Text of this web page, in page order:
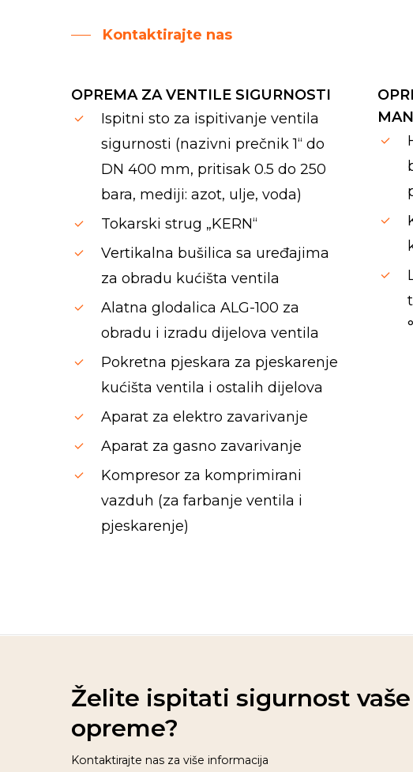
Kontaktirajte nas
OPREMA ZA VENTILE SIGURNOSTI
Ispitni sto za ispitivanje ventila
sigurnosti (nazivni prečnik 1“ do
DN 400 mm, pritisak 0.5 do 250
bara, mediji: azot, ulje, voda)
Tokarski strug „KERN“
Vertikalna bušilica sa uređajima
za obradu kućišta ventila
Alatna glodalica ALG-100 za
obradu i izradu dijelova ventila
Pokretna pjeskara za pjeskarenje
kućišta ventila i ostalih dijelova
Aparat za elektro zavarivanje
Aparat za gasno zavarivanje
Kompresor za komprimirani
vazduh (za farbanje ventila i
pjeskarenje)
Želite ispitati sigurnost vaše
opreme?
Kontaktirajte nas za više informacija